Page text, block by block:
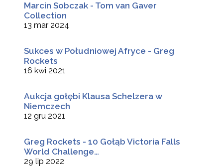
Marcin Sobczak - Tom van Gaver
Collection
13 mar 2024
Sukces w Południowej Afryce - Greg
Rockets
16 kwi 2021
Aukcja gołębi Klausa Schelzera w
Niemczech
12 gru 2021
Greg Rockets - 10 Gołąb Victoria Falls
World Challenge…
29 lip 2022